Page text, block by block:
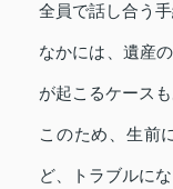
全員で話し合う手
なかには、遺産
が起こるケースも
このため、生前
ど、トラブルに